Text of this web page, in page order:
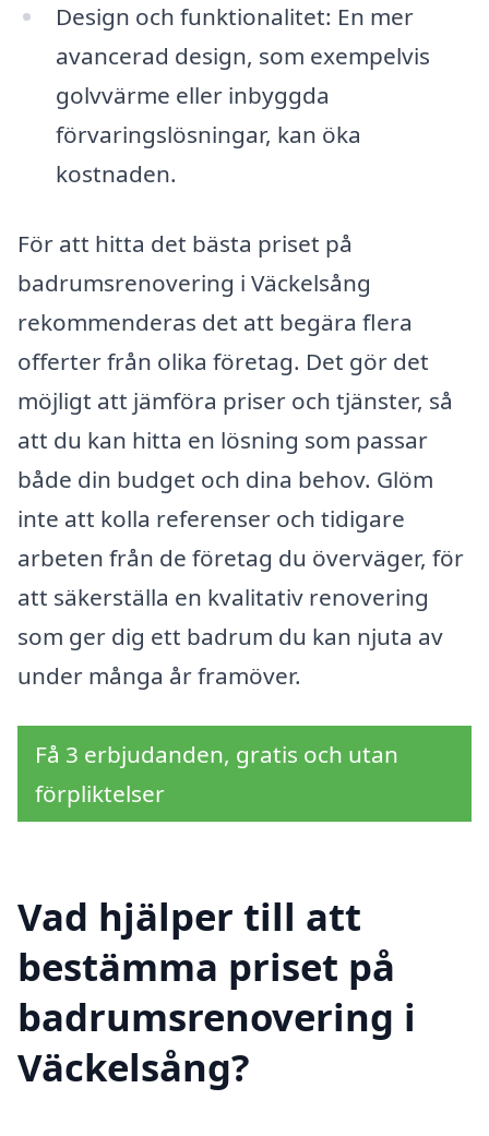
Design och funktionalitet: En mer
avancerad design, som exempelvis
golvvärme eller inbyggda
förvaringslösningar, kan öka
kostnaden.
För att hitta det bästa priset på
badrumsrenovering i Väckelsång
rekommenderas det att begära flera
offerter från olika företag. Det gör det
möjligt att jämföra priser och tjänster, så
att du kan hitta en lösning som passar
både din budget och dina behov. Glöm
inte att kolla referenser och tidigare
arbeten från de företag du överväger, för
att säkerställa en kvalitativ renovering
som ger dig ett badrum du kan njuta av
under många år framöver.
Få 3 erbjudanden, gratis och utan
förpliktelser
Vad hjälper till att
bestämma priset på
badrumsrenovering i
Väckelsång?